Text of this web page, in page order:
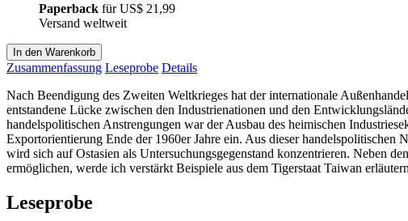
Paperback fürUS$ 21,99
Versand weltweit
In den Warenkorb
Zusammenfassung Leseprobe Details
Nach Beendigung des Zweiten Weltkrieges hat der internationale
entstandene Lücke zwischen den Industrienationen und den
handelspolitischen Anstrengungen war der Ausbau des heimischen
Exportorientierung Ende der 1960er Jahre ein. Aus dieser
wird sich auf Ostasien als Untersuchungsgegenstand konzentrieren. Neben
ermöglichen, werde ich verstärkt Beispiele aus dem Tigerstaat Taiwan
Leseprobe